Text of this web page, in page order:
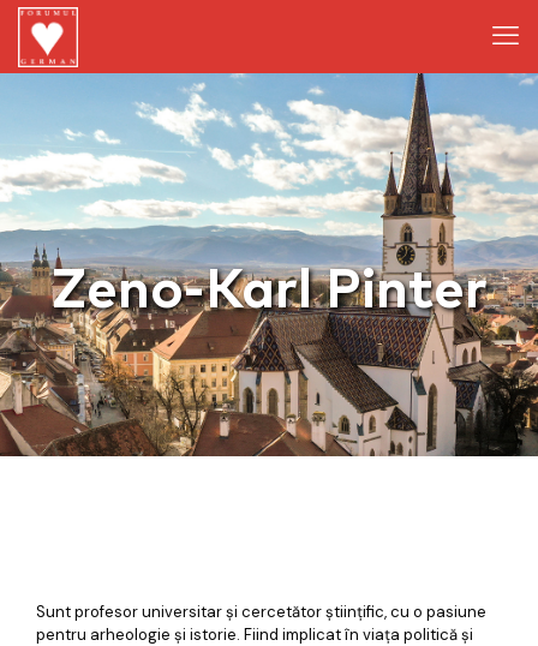
Zeno-Karl Pinter
Sunt profesor universitar și cercetător științific, cu o pasiune
pentru arheologie și istorie. Fiind implicat în viața politică și